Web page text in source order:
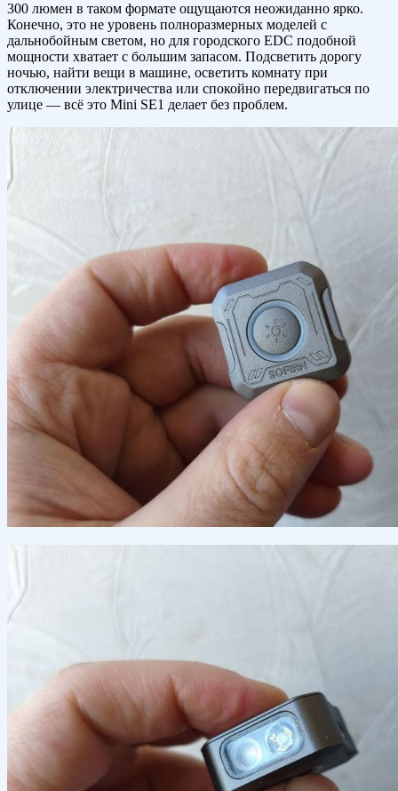
300 люмен в таком формате ощущаются неожиданно ярко.
Конечно, это не уровень полноразмерных моделей с
дальнобойным светом, но для городского EDC подобной
мощности хватает с большим запасом. Подсветить дорогу
ночью, найти вещи в машине, осветить комнату при
отключении электричества или спокойно передвигаться по
улице — всё это Mini SE1 делает без проблем.